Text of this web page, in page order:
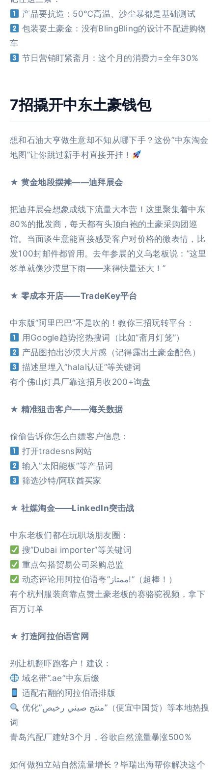
产品要抗造：50℃高温、沙尘暴都是基础测试
包装要土豪金：没有BlingBling的设计不配进购物
车
节日营销盯紧斋月：这个月的消费力=全年30%
7招撬开中东土豪钱包
想和石油大亨做生意却不知从哪下手？这份”中东淘金
地图”让你跳过新手村直接开挂！
★ 黄金地段摆摊——迪拜展会
把迪拜展会想象成线下流量大本营！这里聚集着中东
80%的批发商，每天都有头顶白袍的土豪采购团巡
馆。当面谈生意能直接感受客户对价格的微表情，比
发100封邮件都管用。去年参展的义乌老板说：”这里
签单就像沙漠里下雨——来得快量还大！”
★ 零成本开店——TradeKey平台
中东版”阿里巴巴”不是吹的！教你三招玩转平台：
用Google趋势挖热搜词（比如”斋月灯笼”）
产品图拍出沙漠大片感（记得露出土豪金配色）
描述里埋入”halal认证”等关键词
有个佛山灯具厂靠这招月收200+询盘
★ 精准狙击客户——海关数据
偷偷告诉你怎么白嫖客户信息：
打开tradesns网站
输入”太阳能板”等产品词
筛选沙特/阿联酋买家
★ 社媒淘金——LinkedIn突击战
中东老板们都在玩职场朋友圈：
搜”Dubai importer”等关键词
重点勾搭贸易公司采购总监
动态评论用阿拉伯语夸”ممتاز!”（超棒！）
有个杭州服装商靠点赞土豪老板的赛骆驼视频，拿下
百万订单
★ 打造阿拉伯语官网
别让机翻吓跑客户！建议：
域名带”.ae”中东后缀
适配右翻的阿拉伯语排版
优化”منتج صيني رخيص”（便宜中国货）等本地热搜
词
青岛汽配厂建站3个月，谷歌自然流量暴涨500%
如何做独立站自然流量增长？毕瑞出海帮你解决这个